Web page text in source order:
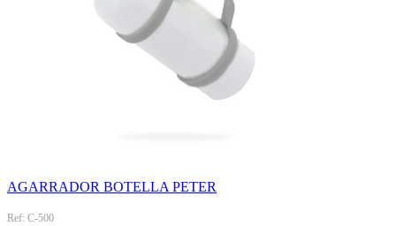
AGARRADOR BOTELLA PETER
Ref: C-500